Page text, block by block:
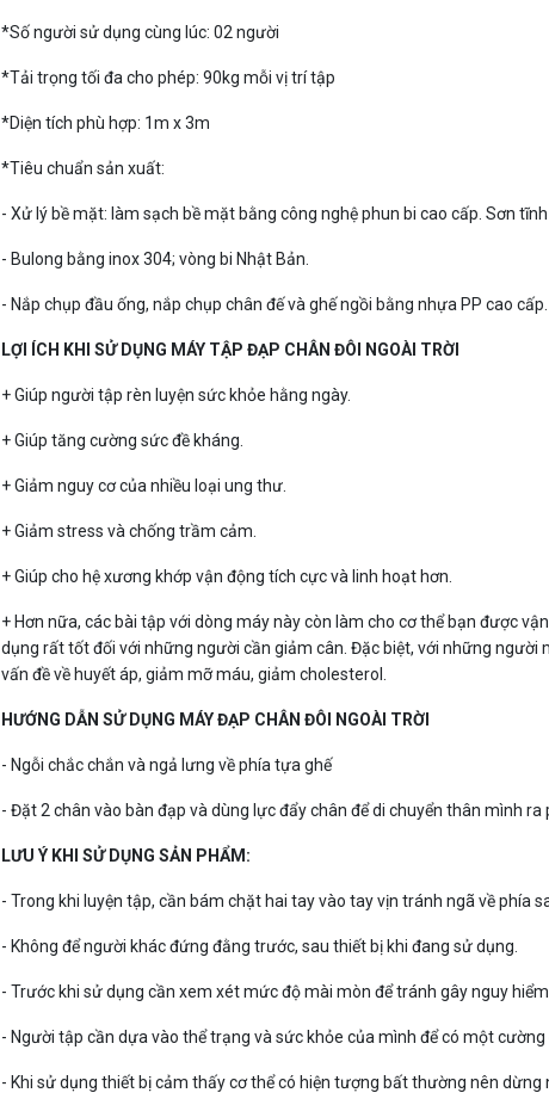
*Số người sử dụng cùng lúc: 02 người
*Tải trọng tối đa cho phép: 90kg mỗi vị trí tập
*Diện tích phù hợp: 1m x 3m
*Tiêu chuẩn sản xuất:
- Xử lý bề mặt: làm sạch bề mặt bằng công nghệ phun bi cao cấp. Sơn
- Bulong bằng inox 304; vòng bi Nhật Bản.
- Nắp chụp đầu ống, nắp chụp chân đế và ghế ngồi bằng nhựa PP cao cấp.
LỢI ÍCH KHI SỬ DỤNG MÁY TẬP ĐẠP CHÂN ĐÔI NGOÀI TRỜI
+ Giúp người tập rèn luyện sức khỏe hằng ngày.
+ Giúp tăng cường sức đề kháng.
+ Giảm nguy cơ của nhiều loại ung thư.
+ Giảm stress và chống trầm cảm.
+ Giúp cho hệ xương khớp vận động tích cực và linh hoạt hơn.
+ Hơn nữa, các bài tập với dòng máy này còn làm cho cơ thể bạn được
dụng rất tốt đối với những người cần giảm cân. Đặc biệt, với những
vấn đề về huyết áp, giảm mỡ máu, giảm cholesterol.
HƯỚNG DẪN SỬ DỤNG MÁY ĐẠP CHÂN ĐÔI NGOÀI TRỜI
- Ngỗi chắc chắn và ngả lưng về phía tựa ghế
- Đặt 2 chân vào bàn đạp và dùng lực đẩy chân để di chuyển thân mình ra
LƯU Ý KHI SỬ DỤNG SẢN PHẨM:
- Trong khi luyện tập, cần bám chặt hai tay vào tay vịn tránh ngã về phía
- Không để người khác đứng đằng trước, sau thiết bị khi đang sử dụng.
- Trước khi sử dụng cần xem xét mức độ mài mòn để tránh gây nguy
- Người tập cần dựa vào thể trạng và sức khỏe của mình để có một
- Khi sử dụng thiết bị cảm thấy cơ thể có hiện tượng bất thường nên dừng